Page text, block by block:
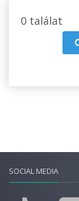
0 találat
SOCIAL MEDIA